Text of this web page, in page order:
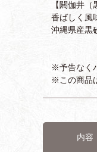
【閼伽井（
香ばしく風
沖縄県産黒
※予告なく
※この商品
内容